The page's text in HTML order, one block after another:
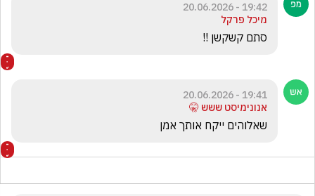
19:42 - 20.06.2026
מיכל פרקל
סתם קשקשן !!
19:41 - 20.06.2026
אנונימיסט ששש 🤫
שאלוהים ייקח אותך אמן